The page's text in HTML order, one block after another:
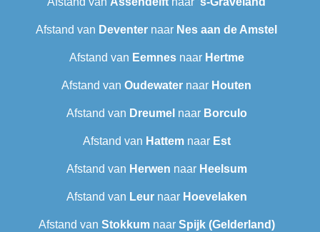
Afstand van Deventer naar Nes aan de Amstel
Afstand van Eemnesnaar Hertme
Afstand van Oudewater naar Houten
Afstand van Dreumel naar Borculo
Afstand van Hattemnaar Est
Afstand van Herwen naar Heelsum
Afstand van Leurnaar Hoevelaken
Afstand van Stokkumnaar Spijk (Gelderland)